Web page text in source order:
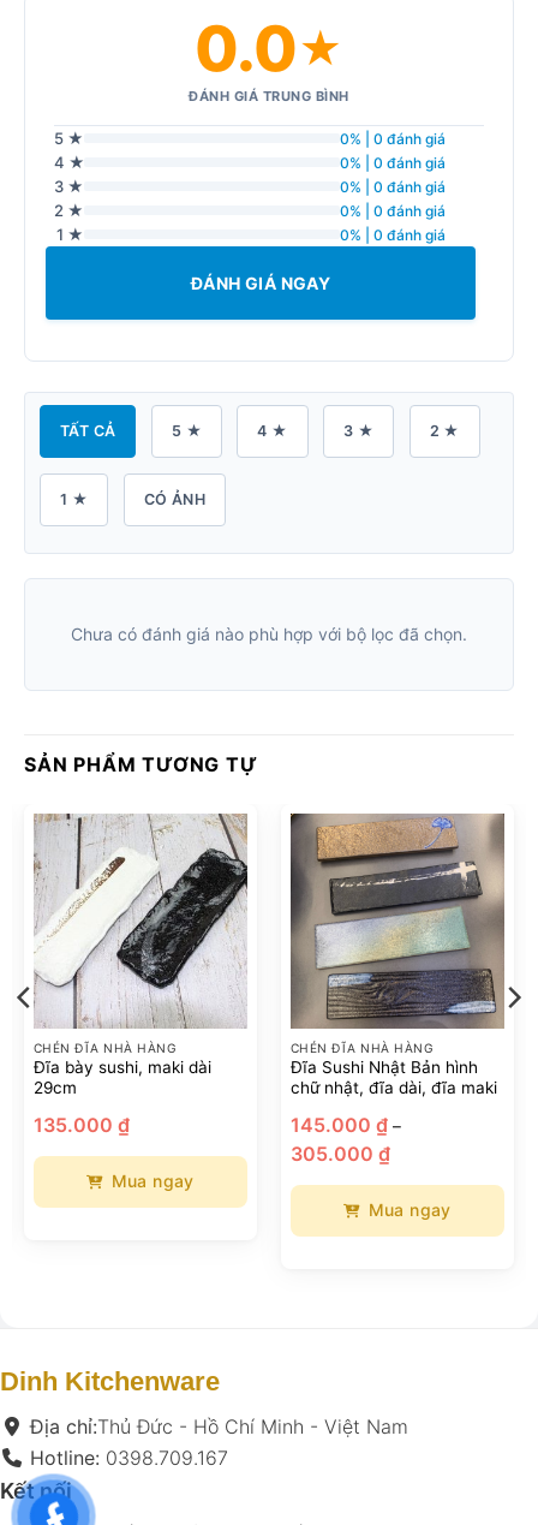
0.0★
ĐÁNH GIÁ TRUNG BÌNH
5 ★ 0% | 0 đánh giá
4 ★ 0% | 0 đánh giá
3 ★ 0% | 0 đánh giá
2 ★ 0% | 0 đánh giá
1 ★ 0% | 0 đánh giá
ĐÁNH GIÁ NGAY
TẤT CẢ 5 ★ 4 ★ 3 ★ 2 ★
1 ★ CÓ ẢNH
Chưa có đánh giá nào phù hợp với bộ lọc đã chọn.
SẢN PHẨM TƯƠNG TỰ
CHÉN ĐĨA NHÀ HÀNG
Đĩa bày sushi, maki dài
29cm
135.000 ₫
Mua ngay
thể.
Các
tùy
có
thể
được
CHÉN ĐĨA NHÀ HÀNG
Đĩa Sushi Nhật Bản hình
chữ nhật, đĩa dài, đĩa maki
145.000 ₫ –
305.000 ₫Khoảng
giá:
đến
305.000 ₫
Mua ngay
Các
Dinh Kitchenware
Địa chỉ:Thủ Đức - Hồ Chí Minh - Việt Nam
Hotline: 0398.709.167
Kết nối